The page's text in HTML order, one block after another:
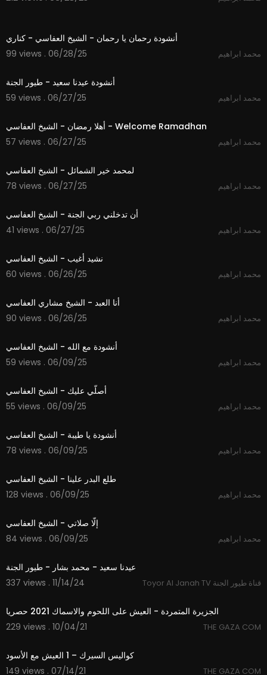
أنشودة رحمان يا رحمان - الشيخ العفاسي - كناري
99 views . 06/28/25
محمد ابراهيم
أنشودة عيدنا سعيد - طيور الجنة
59 views . 06/27/25
محمد ابراهيم
أهلا رمضان - الشيخ العفاسي - Welcome Ramadhan
57 views . 06/27/25
محمد ابراهيم
لمحمد خير الشمائل - الشيخ العفاسي
78 views . 06/27/25
محمد ابراهيم
أن تدخلني ربي الجنة - الشيخ العفاسي
41 views . 06/27/25
محمد ابراهيم
نشيد أغيب - الشيخ العفاسي
60 views . 06/26/25
محمد ابراهيم
أنا العبد - الشيخ مشاري العفاسي
90 views . 06/26/25
محمد ابراهيم
أنشودة مع الله - الشيخ العفاسي
59 views . 06/09/25
محمد ابراهيم
أصلّي عليك - الشيخ العفاسي
55 views . 06/09/25
محمد ابراهيم
أنشودة يا طيبة - الشيخ العفاسي
78 views . 06/09/25
محمد ابراهيم
طلع البدر علينا - الشيخ العفاسي
128 views . 06/09/25
محمد ابراهيم
إلّا صلاتي - الشيخ العفاسي
84 views . 06/09/25
محمد ابراهيم
عيدنا سعيد - محمد بشار - طيور الجنة
337 views . 11/14/24
Toyor Al Janah TV قناة طيور الجنة
الجزيرة المتمردة - العيش على اللحوم والاسماك 2021 حصريا
229 views . 10/04/21
THE GAZA COM
كواليس السيرك – 1 العيش مع الأسود
149 views . 07/14/21
THE GAZA COM